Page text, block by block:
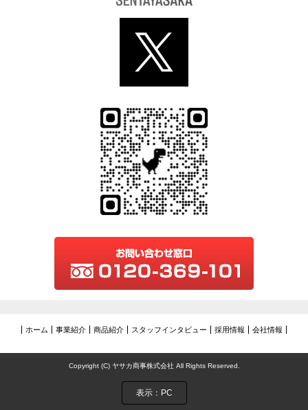
ホーム 事業紹介 商品紹介 スタッフインタビュー 採用情報 会社情報
Copyright (C) ヤサカ商事株式会社 All Rights Reserved.
表示：PC